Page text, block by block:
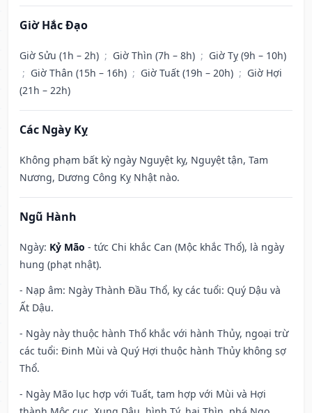
Giờ Hắc Đạo
Giờ Sửu (1h – 2h) ; Giờ Thìn (7h – 8h) ; Giờ Tỵ (9h – 10h)
; Giờ Thân (15h – 16h) ; Giờ Tuất (19h – 20h) ; Giờ Hợi
(21h – 22h)
Các Ngày Kỵ
Không phạm bất kỳ ngày Nguyệt kỵ, Nguyệt tận, Tam
Nương, Dương Công Kỵ Nhật nào.
Ngũ Hành
Ngày: Kỷ Mão - tức Chi khắc Can (Mộc khắc Thổ), là ngày
hung (phạt nhật).
- Nạp âm: Ngày Thành Đầu Thổ, kỵ các tuổi: Quý Dậu và
Ất Dậu.
- Ngày này thuộc hành Thổ khắc với hành Thủy, ngoại trừ
các tuổi: Đinh Mùi và Quý Hợi thuộc hành Thủy không sợ
Thổ.
- Ngày Mão lục hợp với Tuất, tam hợp với Mùi và Hợi